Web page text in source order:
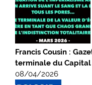
Francis Cousin :
terminale du Capital
08/04/2026